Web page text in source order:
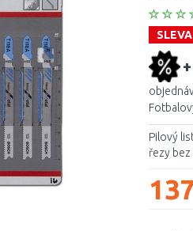
Pilový
řezy bez